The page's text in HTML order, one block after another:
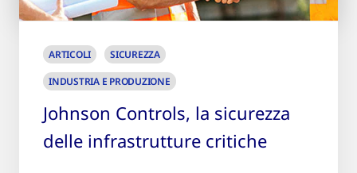
ARTICOLI
SICUREZZA
INDUSTRIA E PRODUZIONE
Johnson Controls, la sicurezza
delle infrastrutture critiche